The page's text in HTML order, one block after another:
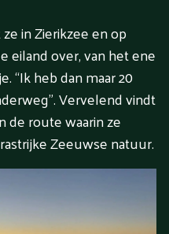
in Zierikzee en op
eiland over, van het ene
“Ik heb dan maar 20
Vervelend vindt
de route waarin ze
Zeeuwse natuur.